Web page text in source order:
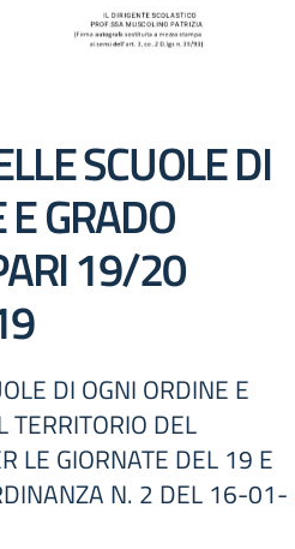
SCUOLE DI
GRADO
19/20
DI OGNI ORDINE E
TERRITORIO DEL
LE GIORNATE DEL 19 E
N. 2 DEL 16-01-